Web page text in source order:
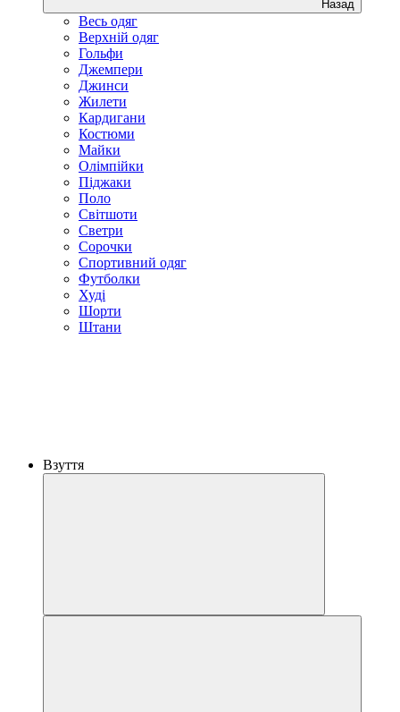
Назад
Весь одяг
Верхній одяг
Гольфи
Джемпери
Джинси
Жилети
Кардигани
Костюми
Майки
Олімпійки
Піджаки
Поло
Світшоти
Светри
Сорочки
Спортивний одяг
Футболки
Худі
Шорти
Штани
Взуття